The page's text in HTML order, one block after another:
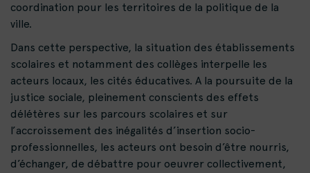
coordination pour les territoires de la politique de la
ville.
Dans cette perspective, la situation des établissements
scolaires et notamment des collèges interpelle les
acteurs locaux, les cités éducatives. A la poursuite de la
justice sociale, pleinement conscients des effets
délétères sur les parcours scolaires et sur
l’accroissement des inégalités d’insertion socio-
professionnelles, les acteurs ont besoin d’être nourris,
d’échanger, de débattre pour oeuvrer collectivement,